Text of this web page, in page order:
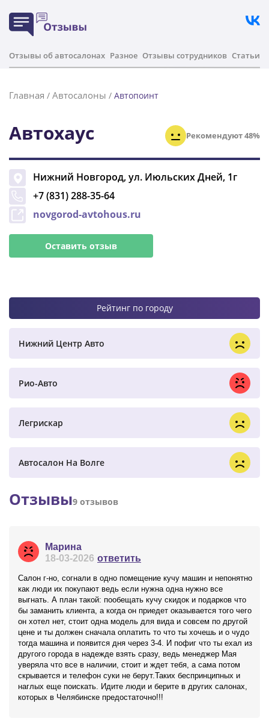
Отзывы об автосалонах Разное Отзывы сотрудников Статьи
Главная / Автосалоны / Автопоинт
Автохаус Рекомендуют 48%
Нижний Новгород,ул. Июльских Дней, 1г
+7 (831) 288-35-64
novgorod-avtohous.ru
Оставить отзыв
Рейтинг по городу
Нижний Центр Авто
Рио-Авто
Легрискар
Автосалон На Волге
Отзывы9 отзывов
Марина
18-03-2026 ответить
Салон г-но, согнали в одно помещение кучу машин и непонятно
как люди их покупают ведь если нужна одна нужно все
выгнать. А план такой: пообещать кучу скидок и подарков что
бы заманить клиента, а когда он приедет оказывается того чего
он хотел нет, стоит одна модель для вида и совсем по другой
цене и ты должен сначала оплатить то что ты хочешь и о чудо
тогда машина и появится дня через 3-4. И пофиг что ты ехал из
другого города в надежде взять сразу, ведь менеджер Мая
уверяла что все в наличии, стоит и ждет тебя, а сама потом
скрывается и телефон суки не берут.Таких беспринципных и
наглых еще поискать. Идите люди и берите в других салонах,
которых в Челябинске предостаточно!!!